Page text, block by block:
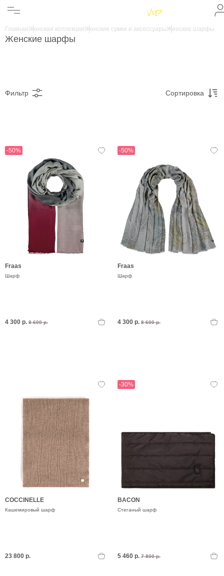
Бренды
ГлавнаяЖенская коллекцияЖенские сумки и аксессуарыЖенские шарфы
Женские шарфы
Фильтр Сортировка
-50%
Fraas
Шарф
4 300 р. 8 600 р.
-50%
Fraas
Шарф
4 300 р. 8 600 р.
COCCINELLE
Кашемировый шарф
23 800 р.
-30%
BACON
Стеганый шарф
5 460 р. 7 800 р.